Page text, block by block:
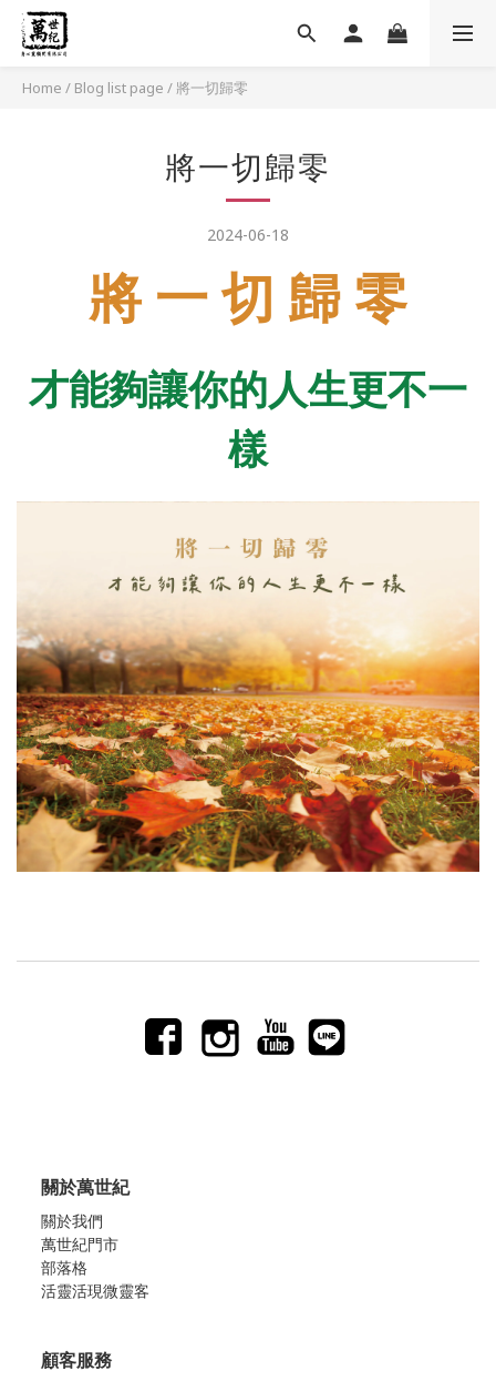
Home / Blog list page / 將一切歸零
將一切歸零
2024-06-18
將 一 切 歸 零
才能夠讓你的人生更不一
樣
關於萬世紀
關於我們
萬世紀門市
部落格
活靈活現微靈客
顧客服務